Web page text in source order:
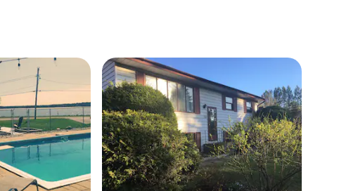
commentaires : 4,45 sur 5